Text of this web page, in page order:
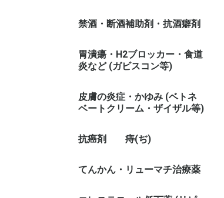
禁酒・断酒補助剤・抗酒癖剤
胃潰瘍・H2ブロッカー・食道
炎など (ガビスコン等)
皮膚の炎症・かゆみ (ベトネ
ベートクリーム・ザイザル等)
抗癌剤 痔(ぢ)
てんかん・リューマチ治療薬